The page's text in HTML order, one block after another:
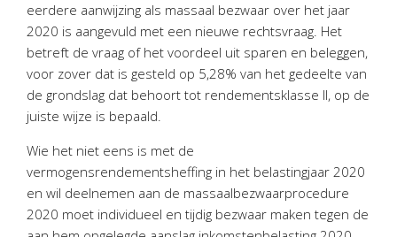
Financiele Administratie
Startersbegeleiding
Tijdelijk financieel personeel
Personeel & Organisatie
Belastingadvies Purmerend
Online boekhouden
Nieuws &informatie
eerdere aanwijzing als massaal bezwaar over het jaar
2020 is aangevuld met een nieuwe rechtsvraag. Het
betreft de vraag of het voordeel uit sparen en beleggen,
voor zover dat is gesteld op 5,28% van het gedeelte van
de grondslag dat behoort tot rendementsklasse II, op de
juiste wijze is bepaald.
Wie het niet eens is met de
vermogensrendementsheffing in het belastingjaar 2020
en wil deelnemen aan de massaalbezwaarprocedure
2020 moet individueel en tijdig bezwaar maken tegen de